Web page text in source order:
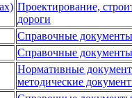
Проектирование,
дороги
Справочные документы
Справочные документы
Нормативные
методические